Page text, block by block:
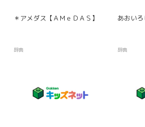
＊アメダス【ＡＭｅＤＡＳ】
辞典
あおいろ
辞典